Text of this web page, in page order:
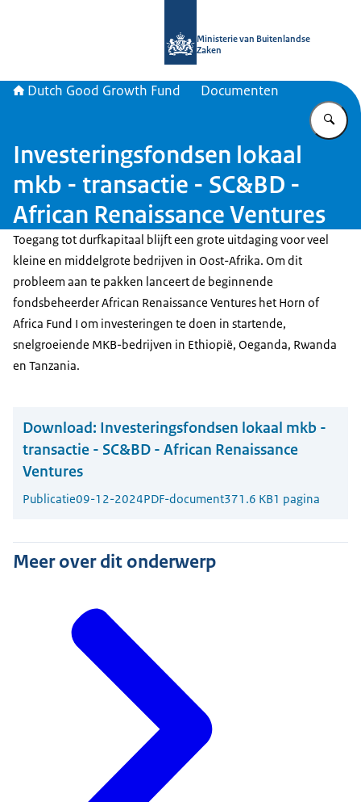
Ministerie van Buitenlandse
Zaken
Dutch Good Growth Fund Documenten
Investeringsfondsen lokaal
mkb - transactie - SC&BD -
African Renaissance Ventures
Toegang tot durfkapitaal blijft een grote uitdaging voor veel
kleine en middelgrote bedrijven in Oost-Afrika. Om dit
probleem aan te pakken lanceert de beginnende
fondsbeheerder African Renaissance Ventures het Horn of
Africa Fund I om investeringen te doen in startende,
snelgroeiende MKB-bedrijven in Ethiopië, Oeganda, Rwanda
en Tanzania.
Download: Investeringsfondsen lokaal mkb -
transactie - SC&BD - African Renaissance
Ventures
Publicatie09-12-2024PDF-document371.6 KB1 pagina
Meer over dit onderwerp